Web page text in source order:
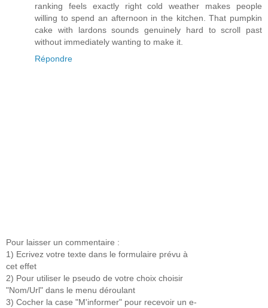
ranking feels exactly right cold weather makes people
willing to spend an afternoon in the kitchen. That pumpkin
cake with lardons sounds genuinely hard to scroll past
without immediately wanting to make it.
Répondre
Pour laisser un commentaire :
1) Ecrivez votre texte dans le formulaire prévu à
cet effet
2) Pour utiliser le pseudo de votre choix choisir
"Nom/Url" dans le menu déroulant
3) Cocher la case "M'informer" pour recevoir un e-